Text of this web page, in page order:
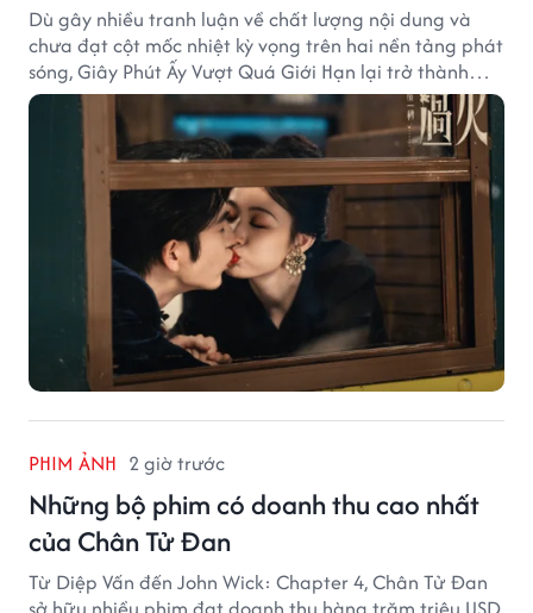
Dù gây nhiều tranh luận về chất lượng nội dung và
chưa đạt cột mốc nhiệt kỳ vọng trên hai nền tảng phát
sóng, Giây Phút Ấy Vượt Quá Giới Hạn lại trở thành
hiện tượng ở khía cạnh thương mại.
PHIM ẢNH 2 giờ trước
Những bộ phim có doanh thu cao nhất
của Chân Tử Đan
Từ Diệp Vấn đến John Wick: Chapter 4, Chân Tử Đan